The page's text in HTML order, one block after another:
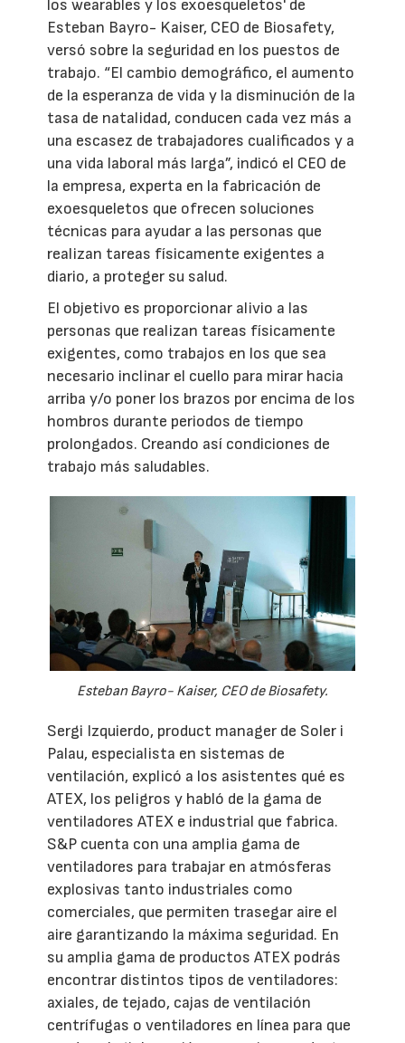
los wearables y los exoesqueletos' de
Esteban Bayro- Kaiser, CEO de Biosafety,
versó sobre la seguridad en los puestos de
trabajo. “El cambio demográfico, el aumento
de la esperanza de vida y la disminución de la
tasa de natalidad, conducen cada vez más a
una escasez de trabajadores cualificados y a
una vida laboral más larga”, indicó el CEO de
la empresa, experta en la fabricación de
exoesqueletos que ofrecen soluciones
técnicas para ayudar a las personas que
realizan tareas físicamente exigentes a
diario, a proteger su salud.
El objetivo es proporcionar alivio a las
personas que realizan tareas físicamente
exigentes, como trabajos en los que sea
necesario inclinar el cuello para mirar hacia
arriba y/o poner los brazos por encima de los
hombros durante periodos de tiempo
prolongados. Creando así condiciones de
trabajo más saludables.
Esteban Bayro- Kaiser, CEO de Biosafety.
Sergi Izquierdo, product manager de Soler i
Palau, especialista en sistemas de
ventilación, explicó a los asistentes qué es
ATEX, los peligros y habló de la gama de
ventiladores ATEX e industrial que fabrica.
S&P cuenta con una amplia gama de
ventiladores para trabajar en atmósferas
explosivas tanto industriales como
comerciales, que permiten trasegar aire el
aire garantizando la máxima seguridad. En
su amplia gama de productos ATEX podrás
encontrar distintos tipos de ventiladores:
axiales, de tejado, cajas de ventilación
centrífugas o ventiladores en línea para que